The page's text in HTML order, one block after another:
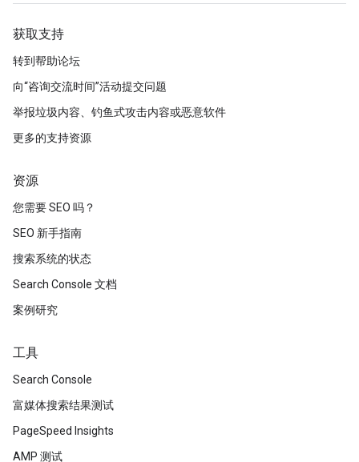
获取支持
转到帮助论坛
向“咨询交流时间”活动提交问题
举报垃圾内容、钓鱼式攻击内容或恶意软件
更多的支持资源
资源
您需要 SEO 吗？
SEO 新手指南
搜索系统的状态
Search Console 文档
案例研究
工具
Search Console
富媒体搜索结果测试
PageSpeed Insights
AMP 测试